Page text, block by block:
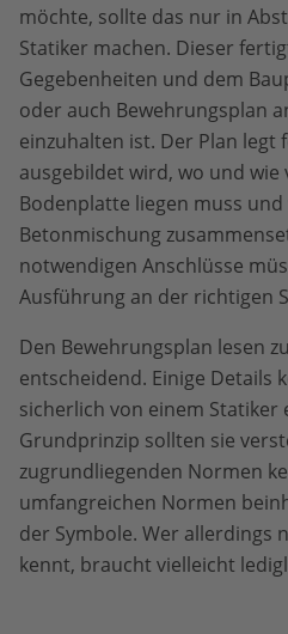
möchte, sollte das nur in
Statiker machen. Dieser
Gegebenheiten und dem
oder auch Bewehrungsplan
einzuhalten ist. Der Plan legt
ausgebildet wird, wo und wie
Bodenplatte liegen muss und
Betonmischung
notwendigen Anschlüsse
Ausführung an der richtigen
Den Bewehrungsplan lesen
entscheidend. Einige Details
sicherlich von einem Statiker
Grundprinzip sollten sie
zugrundliegenden Normen
umfangreichen Normen
der Symbole. Wer allerdings
kennt, braucht vielleicht